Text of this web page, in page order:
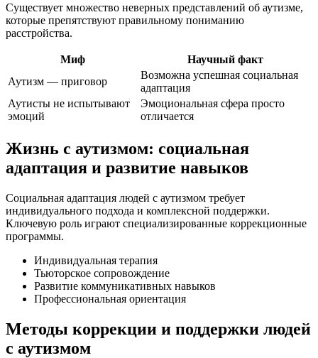
Существует множество неверных представлений об аутизме,
которые препятствуют правильному пониманию
расстройства.
Миф
Научный факт
Аутизм — приговор
Возможна успешная социальная
адаптация
Аутисты не испытывают
эмоций
Эмоциональная сфера просто
отличается
Жизнь с аутизмом: социальная
адаптация и развитие навыков
Социальная адаптация людей с аутизмом требует
индивидуального подхода и комплексной поддержки.
Ключевую роль играют специализированные коррекционные
программы.
Индивидуальная терапия
Тьюторское сопровождение
Развитие коммуникативных навыков
Профессиональная ориентация
Методы коррекции и поддержки людей
с аутизмом